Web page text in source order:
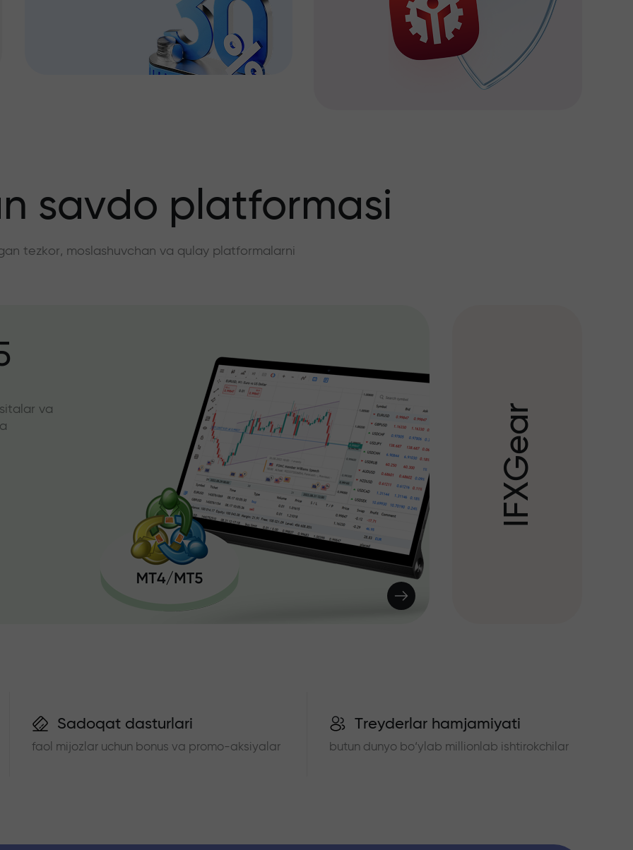
savdo platformasi
tezkor, moslashuvchan va qulay platformalarni
va
I
F
X
G
e
a
r
Sadoqat dasturlari
faol mijozlar uchun bonus va promo-aksiyalar
Treyderlar hamjamiyati
butun dunyo bo‘ylab millionlab ishtirokchilar